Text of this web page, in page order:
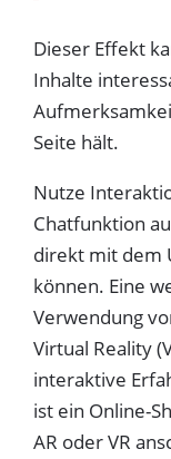
Dieser Effekt
Inhalte
Seite hält.
Nutze
Chatfunktion
direkt mit dem
können. Eine
Verwendung
Virtual Reality
interaktive
ist ein Online-
AR oder VR